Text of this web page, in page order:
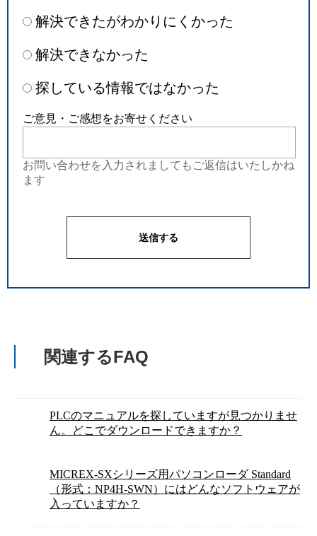
解決できたがわかりにくかった
解決できなかった
探している情報ではなかった
ご意見・ご感想をお寄せください
お問い合わせを入力されましてもご返信はいたしかね
ます
関連するFAQ
PLCのマニュアルを探していますが見つかりませ
ん。どこでダウンロードできますか？
MICREX-SXシリーズ用パソコンローダ Standard
（形式：NP4H-SWN）にはどんなソフトウェアが
入っていますか？